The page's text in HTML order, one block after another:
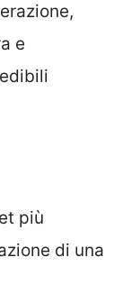
e
più
di una